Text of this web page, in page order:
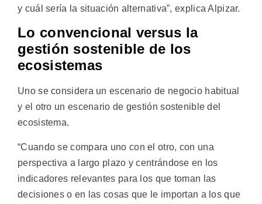
y cuál sería la situación alternativa”, explica Alpizar.
Lo convencional versus la
gestión sostenible de los
ecosistemas
Uno se considera un escenario de negocio habitual
y el otro un escenario de gestión sostenible del
ecosistema.
“Cuando se compara uno con el otro, con una
perspectiva a largo plazo y centrándose en los
indicadores relevantes para los que toman las
decisiones o en las cosas que le importan a los que